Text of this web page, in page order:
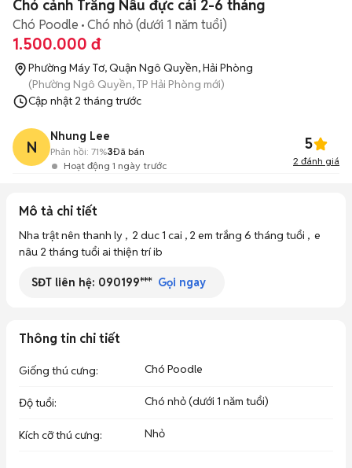
tương tự khác dưới đây nhé!
Chó cảnh Trắng Nâu đực cái 2-6 tháng
Chó Poodle Chó nhỏ (dưới 1 năm tuổi)
1.500.000 đ
Phường Máy Tơ, Quận Ngô Quyền, Hải Phòng
(Phường Ngô Quyền, TP Hải Phòng mới)
Cập nhật 2 tháng trước
N
Nhung Lee
Hoạt động 1 ngày trước
Phản hồi: 71%3Đã bán 5
2 đánh giá
Mô tả chi tiết
Nha trật nên thanh ly ,  2 duc 1 cai , 2 em trắng 6 tháng tuổi ,  e
nâu 2 tháng tuổi ai thiện trí ib
SĐT liên hệ: 090199*** Gọi ngay
Thông tin chi tiết
Giống thú cưng: Chó Poodle
Độ tuổi: Chó nhỏ (dưới 1 năm tuổi)
Kích cỡ thú cưng: Nhỏ